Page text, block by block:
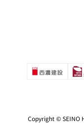
Copyright © SEINO